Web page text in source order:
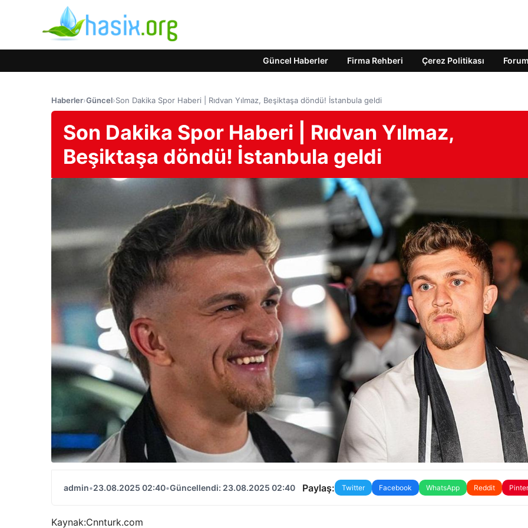
Güncel Haberler Firma Rehberi Çerez Politikası Forum
Haberler›Güncel›Son Dakika Spor Haberi | Rıdvan Yılmaz, Beşiktaşa döndü! İstanbula geldi
Son Dakika Spor Haberi | Rıdvan Yılmaz,
Beşiktaşa döndü! İstanbula geldi
admin•23.08.2025 02:40•Güncellendi: 23.08.2025 02:40 Paylaş: Twitter Facebook WhatsApp Reddit
Kaynak:Cnnturk.com